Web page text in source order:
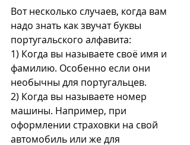
Вот несколько случаев, когда вам
надо знать как звучат буквы
португальского алфавита:
1) Когда вы называете своё имя и
фамилию. Особенно если они
необычны для португальцев.
2) Когда вы называете номер
машины. Например, при
оформлении страховки на свой
автомобиль или же для